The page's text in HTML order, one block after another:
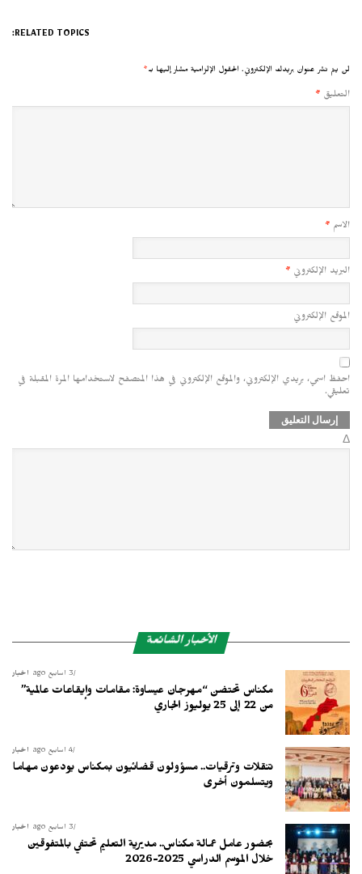
RELATED TOPICS:
لن يتم نشر عنوان بريدك الإلكتروني. الحقول الإلزامية مشار إليها بـ*
التعليق *
الاسم *
البريد الإلكتروني *
الموقع الإلكتروني
احفظ اسمي، بريدي الإلكتروني، والموقع الإلكتروني في هذا المتصفح لاستخدامها المرة المقبلة في
تعليقي.
Δ
الأخبار الشائعة
أخبار 3 أسابيع ago
مكناس تحتضن “مهرجان عيساوة: مقامات وإيقاعات عالمية”
من 22 إلى 25 يوليوز الجاري
أخبار 4 أسابيع ago
تنقلات وترقيات.. مسؤولون قضائيون بمكناس يودعون مهاما
ويتسلمون أخرى
أخبار 3 أسابيع ago
بحضور عامل عمالة مكناس.. مديرية التعليم تحتفي بالمتفوقين
خلال الموسم الدراسي 2025-2026